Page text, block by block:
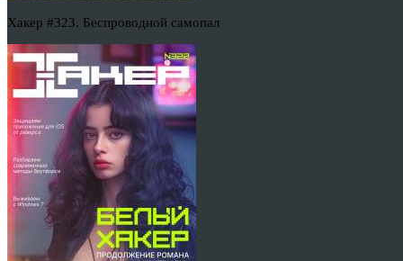
Хакер #323. Беспроводной самопал